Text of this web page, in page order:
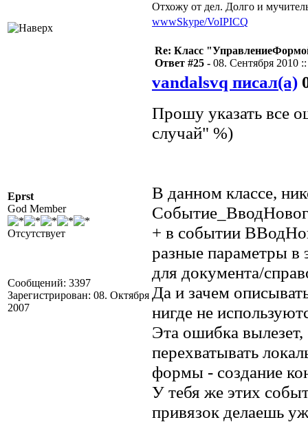
Отхожу от дел. Долго и
wwwSkype/VoIPICQ
Eprst
God Member
Отсутствует
Сообщений: 3397
Зарегистрирован: 08. Октября
2007
Re: Класс
Ответ #25 - 08. Сентября 2010
vandalsvq писал(а)
Прошу указать все
случай" %)
В данном классе,
+ в событии
разные параметры в
для документа/
Да и зачем
нигде не
Эта ошибка вылезет,
перехватывать
формы - создание
У тебя же этих
привязок делаешь